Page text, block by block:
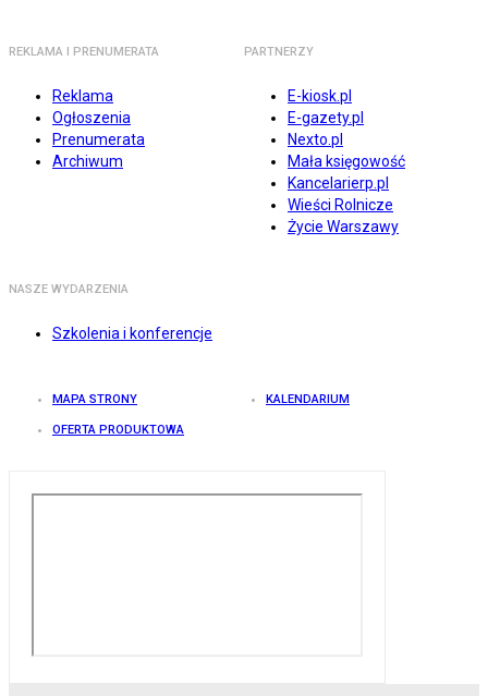
REKLAMA I PRENUMERATA
Reklama
Ogłoszenia
Prenumerata
Archiwum
PARTNERZY
E-kiosk.pl
E-gazety.pl
Nexto.pl
Mała księgowość
Kancelarierp.pl
Wieści Rolnicze
Życie Warszawy
NASZE WYDARZENIA
Szkolenia i konferencje
MAPA STRONY KALENDARIUM
OFERTA PRODUKTOWA